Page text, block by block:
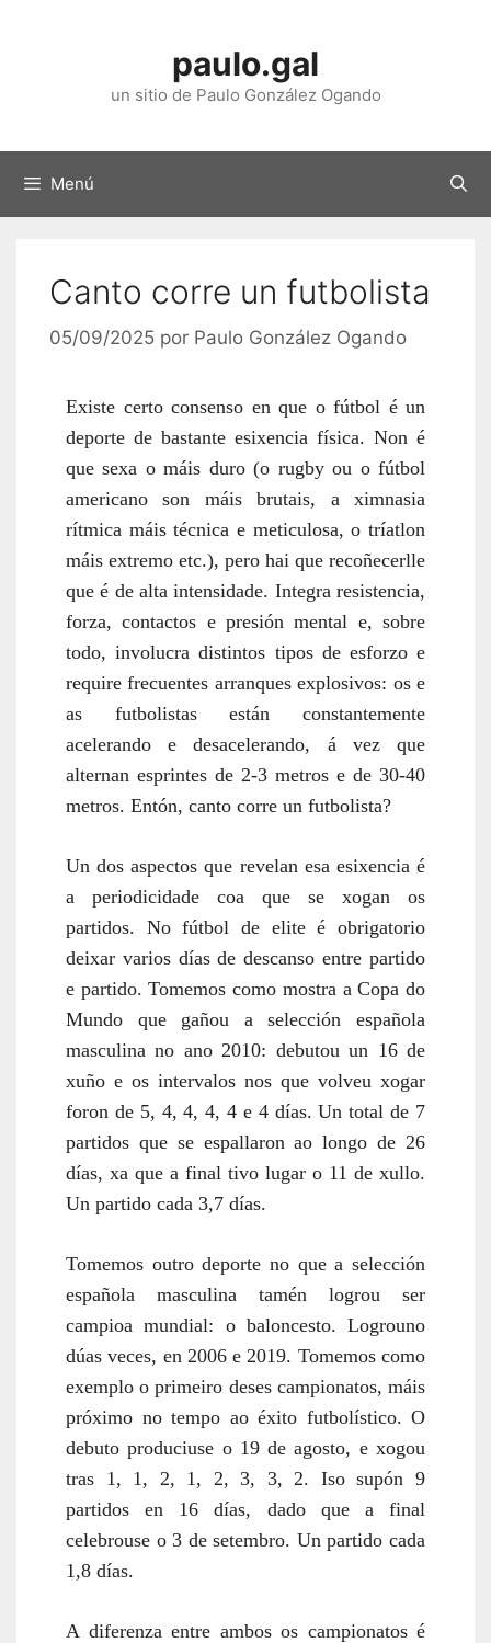
paulo.gal
un sitio de Paulo González Ogando
Menú
Canto corre un futbolista
05/09/2025 por Paulo González Ogando
Existe certo consenso en que o fútbol é un
deporte de bastante esixencia física. Non é
que sexa o máis duro (o rugby ou o fútbol
americano son máis brutais, a ximnasia
rítmica máis técnica e meticulosa, o tríatlon
máis extremo etc.), pero hai que recoñecerlle
que é de alta intensidade. Integra resistencia,
forza, contactos e presión mental e, sobre
todo, involucra distintos tipos de esforzo e
require frecuentes arranques explosivos: os e
as futbolistas están constantemente
acelerando e desacelerando, á vez que
alternan esprintes de 2-3 metros e de 30-40
metros. Entón, canto corre un futbolista?
Un dos aspectos que revelan esa esixencia é
a periodicidade coa que se xogan os
partidos. No fútbol de elite é obrigatorio
deixar varios días de descanso entre partido
e partido. Tomemos como mostra a Copa do
Mundo que gañou a selección española
masculina no ano 2010: debutou un 16 de
xuño e os intervalos nos que volveu xogar
foron de 5, 4, 4, 4, 4 e 4 días. Un total de 7
partidos que se espallaron ao longo de 26
días, xa que a final tivo lugar o 11 de xullo.
Un partido cada 3,7 días.
Tomemos outro deporte no que a selección
española masculina tamén logrou ser
campioa mundial: o baloncesto. Logrouno
dúas veces, en 2006 e 2019. Tomemos como
exemplo o primeiro deses campionatos, máis
próximo no tempo ao éxito futbolístico. O
debuto produciuse o 19 de agosto, e xogou
tras 1, 1, 2, 1, 2, 3, 3, 2. Iso supón 9
partidos en 16 días, dado que a final
celebrouse o 3 de setembro. Un partido cada
1,8 días.
A diferenza entre ambos os campionatos é